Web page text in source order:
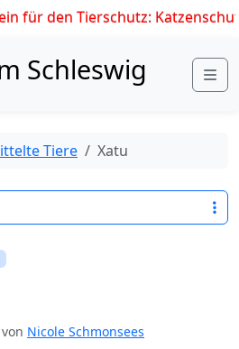
für den Tierschutz:
Schleswig
Tiere Xatu
von Nicole Schmonsees